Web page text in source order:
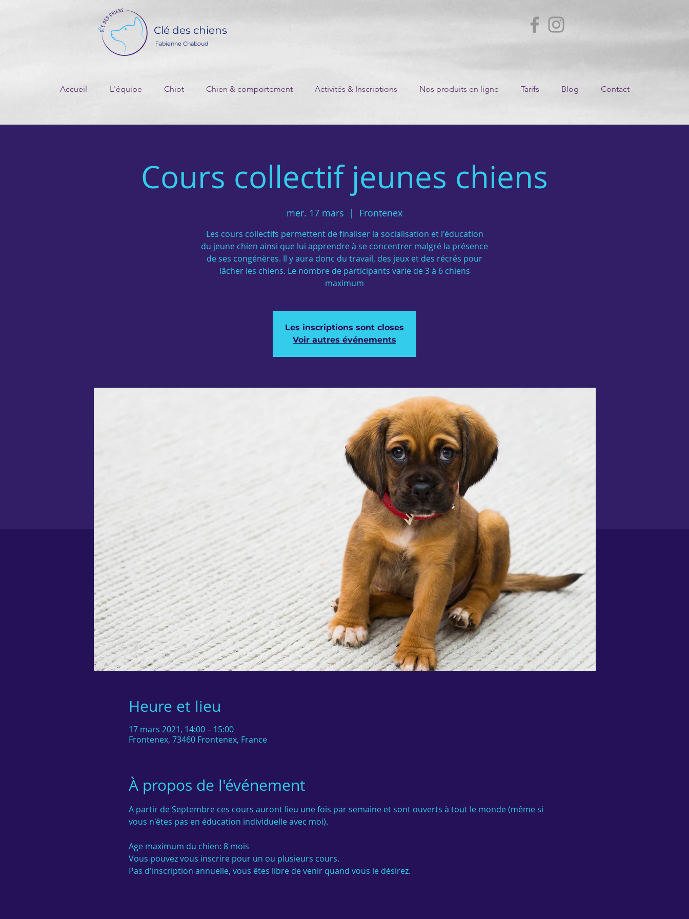
Clé des chiens
Fabienne Chaboud
Accueil L'équipe Chiot Chien & comportement Activités & Inscriptions Nos produits en ligne Tarifs Blog Contact
Cours collectif jeunes chiens
mer. 17 mars
  |
Frontenex
Les cours collectifs permettent de finaliser la socialisation et l'éducation
du jeune chien ainsi que lui apprendre à se concentrer malgré la présence
de ses congénères. Il y aura donc du travail, des jeux et des récrés pour
lâcher les chiens. Le nombre de participants varie de 3 à 6 chiens
maximum
Les inscriptions sont closes
Voir autres événements
Heure et lieu
17 mars 2021, 14:00 – 15:00
Frontenex, 73460 Frontenex, France
À propos de l'événement
A partir de Septembre ces cours auront lieu une fois par semaine et sont ouverts à tout le monde (même si
vous n'êtes pas en éducation individuelle avec moi).
Age maximum du chien: 8 mois